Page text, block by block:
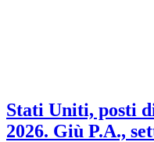
Stati Uniti, posti
2026. Giù P.A.,